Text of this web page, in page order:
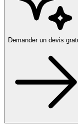
Demander un devis